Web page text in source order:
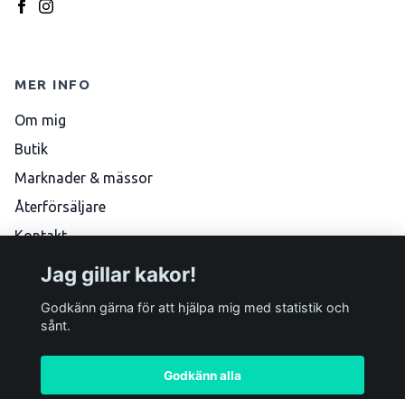
MER INFO
Om mig
Butik
Marknader & mässor
Återförsäljare
Kontakt
Köpvillkor
Jag gillar kakor!
Godkänn gärna för att hjälpa mig med statistik och
sånt.
Godkänn alla